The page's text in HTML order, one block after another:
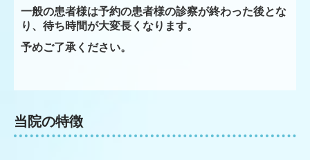
一般の患者様は予約の患者様の診察が終わった後とな
り、待ち時間が大変長くなります。
予めご了承ください。
当院の特徴